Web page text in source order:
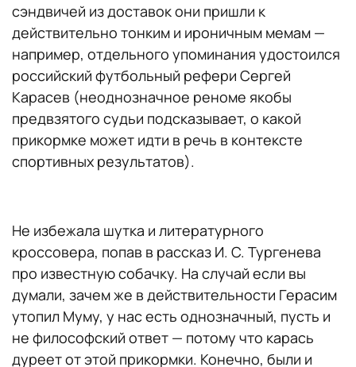
сэндвичей из доставок они пришли к
действительно тонким и ироничным мемам —
например, отдельного упоминания удостоился
российский футбольный рефери Сергей
Карасев (неоднозначное реноме якобы
предвзятого судьи подсказывает, о какой
прикормке может идти в речь в контексте
спортивных результатов).
Не избежала шутка и литературного
кроссовера, попав в рассказ И. С. Тургенева
про известную собачку. На случай если вы
думали, зачем же в действительности Герасим
утопил Муму, у нас есть однозначный, пусть и
не философский ответ — потому что карась
дуреет от этой прикормки. Конечно, были и